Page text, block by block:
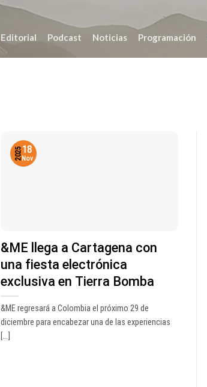
Editorial Podcast Noticias Programación
&ME llega a Cartagena con
una fiesta electrónica
exclusiva en Tierra Bomba
&ME regresará a Colombia el próximo 29 de
diciembre para encabezar una de las experiencias
[...]
18
Nov
2025